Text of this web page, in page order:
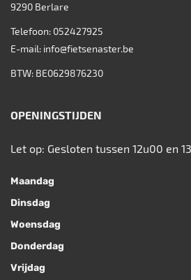
9290 Berlare
Telefoon: 052427925
E-mail: info@fietsenaster.be
BTW: BE0629876230
OPENINGSTIJDEN
Let op: Gesloten tussen 12u00 en
Maandag
Dinsdag
Woensdag
Donderdag
Vrijdag